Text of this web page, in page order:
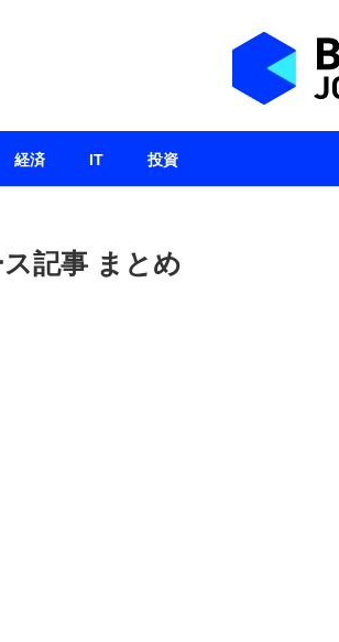
記事 まとめ
経済 IT 投資